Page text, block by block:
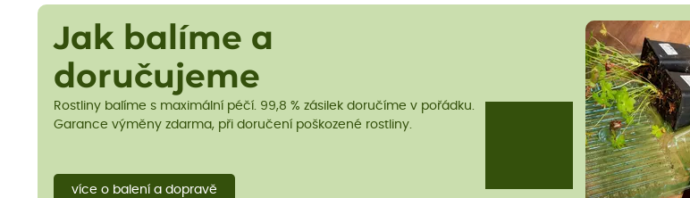
Jak balíme a
doručujeme
Rostliny balíme s maximální péčí. 99,8 % zásilek doručíme v pořádku.
Garance výměny zdarma, při doručení poškozené rostliny.
více o balení a dopravě